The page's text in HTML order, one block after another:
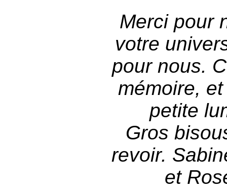
Merci pour
votre
pour nous.
mémoire,
petite
Gros
revoir.
et